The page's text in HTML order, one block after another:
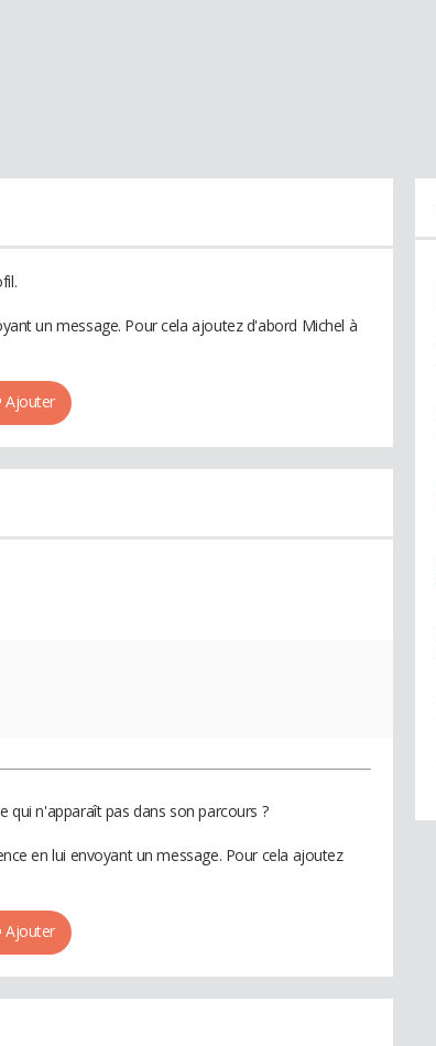
un message. Pour cela ajoutez d'abord Michel à
Ajouter
qui n'apparaît pas dans son parcours ?
en lui envoyant un message. Pour cela ajoutez
Ajouter